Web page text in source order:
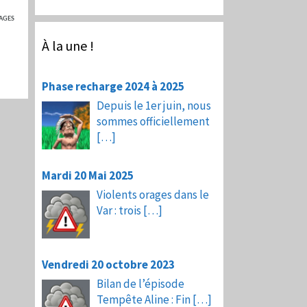
À la une !
Phase recharge 2024 à 2025
Depuis le 1er juin, nous
sommes officiellement
[…]
Mardi 20 Mai 2025
Violents orages dans le
Var : trois […]
Vendredi 20 octobre 2023
Bilan de l’épisode
Tempête Aline : Fin[…]